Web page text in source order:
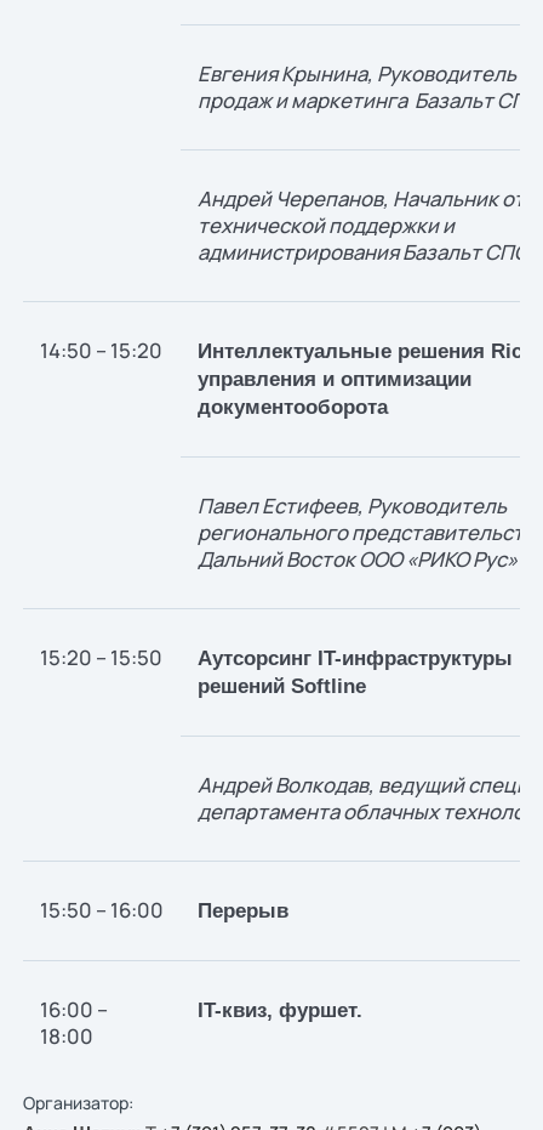
Евгения Крынина, Руководитель
продаж и маркетинга Базальт СПО
Андрей Черепанов, Начальник
технической поддержки и
администрирования Базальт СПО
14:50 – 15:20
Интеллектуальные решения
управления и оптимизации
документооборота
Павел Естифеев, Руководитель
регионального
Дальний Восток ООО «РИКО Рус»
15:20 – 15:50
Аутсорсинг IT-инфраструктуры
решений Softline
Андрей Волкодав, ведущий
департамента облачных
15:50 – 16:00 Перерыв
16:00 –
18:00
IT-квиз, фуршет.
Организатор: